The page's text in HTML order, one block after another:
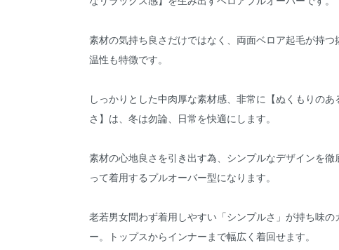
素材の気持ち良さだけではなく、両面ベロア起毛が持つ
温性も特徴です。
しっかりとした中肉厚な素材感、非常に【ぬくもりのあ
さ】は、冬は勿論、日常を快適にします。
素材の心地良さを引き出す為、シンプルなデザインを徹
って着用するプルオーバー型になります。
老若男女問わず着用しやすい「シンプルさ」が持ち味の
ー。トップスからインナーまで幅広く着回せます。